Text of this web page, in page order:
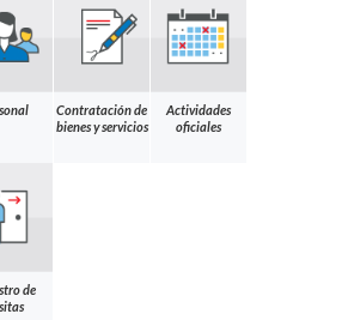
Contratación de
bienes y servicios
Actividades
oficiales
de